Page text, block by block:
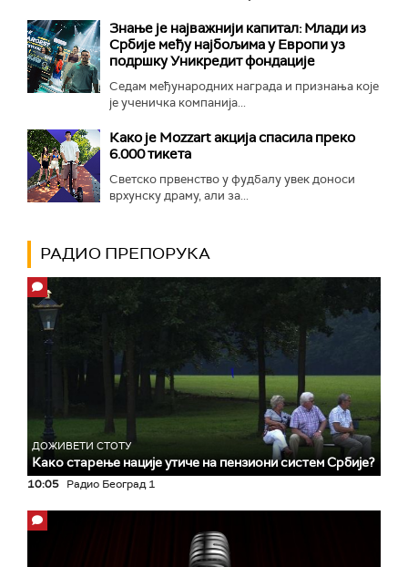
Знање је најважнији капитал: Млади из
Србије међу најбољима у Европи уз
подршку Уникредит фондације
Седам међународних награда и признања које
је ученичка компанија...
Како је Mozzart акција спасила преко
6.000 тикета
Светско првенство у фудбалу увек доноси
врхунску драму, али за...
РАДИО ПРЕПОРУКА
ДОЖИВЕТИ СТОТУ
Како старење нације утиче на пензиони систем Србије?
10:05 Радио Београд 1